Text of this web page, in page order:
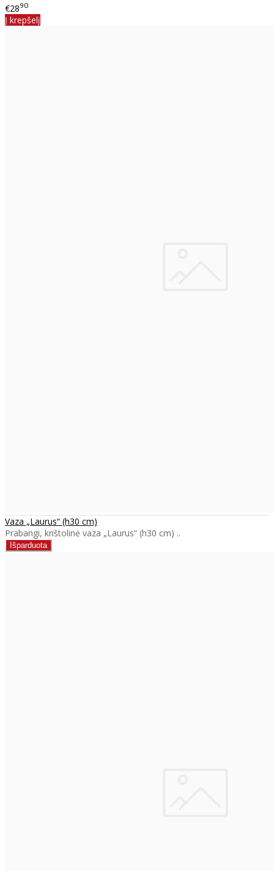
€2890
Į krepšelį
Vaza „Laurus“ (h30 cm)
Prabangi, krištolinė vaza „Laurus“ (h30 cm) ..